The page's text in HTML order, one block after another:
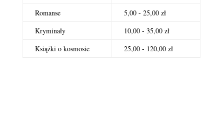
Romanse
5,00 - 25,00 zł
Kryminały
10,00 - 35,00 zł
Książki o kosmosie
25,00 - 120,00 zł